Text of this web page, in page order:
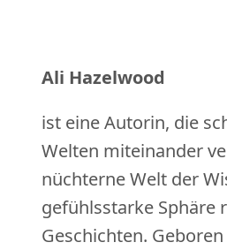
Ali Hazelwood
ist eine Autorin, die
Welten miteinander
nüchterne Welt der
gefühlsstarke Sphäre
Geschichten.